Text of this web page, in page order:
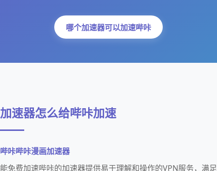
哪个加速器可以加速哔咔
加速器怎么给哔咔加速
哔咔哔咔漫画加速器
能免费加速哔咔的加速器提供易于理解和操作的VPN服务，满足